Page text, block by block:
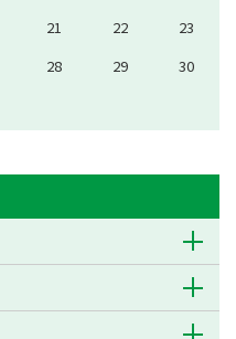
21 22
23
28 29
30